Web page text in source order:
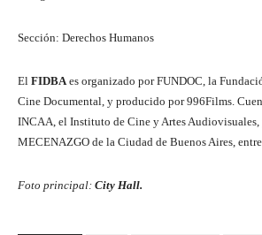
Sección: Derechos Humanos
El FIDBAes organizado por FUNDOC, la
Cine Documental, y producido por 996Films.
INCAA, el Instituto de Cine y Artes Audiovisuales,
MECENAZGO de la Ciudad de Buenos Aires,
Foto principal: City Hall.